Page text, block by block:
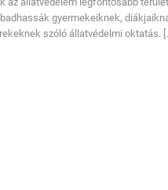
gyermekeiknek,
szóló állatvédelmi oktatás.